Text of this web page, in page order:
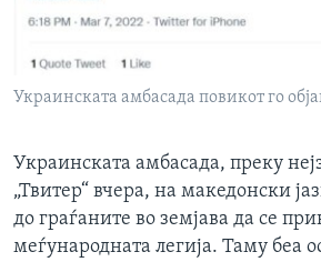
Украинската амбасада повикот го
Украинската амбасада, преку
„Твитер“ вчера, на македонски
до граѓаните во земјава да се
меѓународната легија. Таму беа